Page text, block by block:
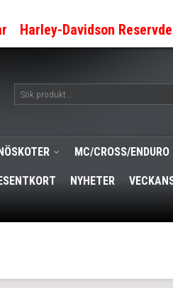
Harley-Davidson
MC/CROSS/ENDURO
NYHETER